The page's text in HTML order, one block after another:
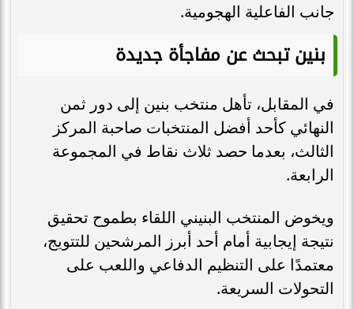
جانب الفاعلية الهجومية.
بنين تبحث عن مفاجأة جديدة
في المقابل، تأهل منتخب بنين إلى دور ثمن
النهائي كأحد أفضل المنتخبات صاحبة المركز
الثالث، بعدما حصد ثلاث نقاط في المجموعة
الرابعة.
ويخوض المنتخب البنيني اللقاء بطموح تحقيق
نتيجة إيجابية أمام أحد أبرز المرشحين للتتويج،
معتمدًا على التنظيم الدفاعي واللعب على
التحولات السريعة.